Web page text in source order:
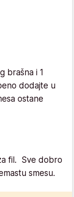
brašna i 1
dodajte u
ostane
fil. Sve dobro
smesu.